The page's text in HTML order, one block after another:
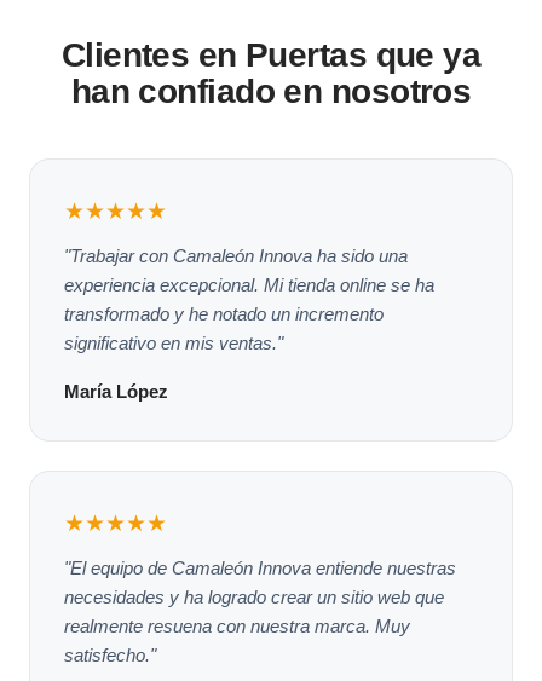
Clientes en Puertas que ya
han confiado en nosotros
★★★★★
"Trabajar con Camaleón Innova ha sido una
experiencia excepcional. Mi tienda online se ha
transformado y he notado un incremento
significativo en mis ventas."
María López
★★★★★
"El equipo de Camaleón Innova entiende nuestras
necesidades y ha logrado crear un sitio web que
realmente resuena con nuestra marca. Muy
satisfecho."